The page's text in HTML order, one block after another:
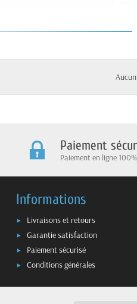
Paiement
Paiement en ligne
Informations
Livraisons et retours
Garantie satisfaction
Paiement sécurisé
Conditions générales